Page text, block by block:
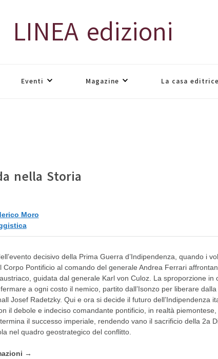
LINEA edizioni
Eventi Magazine La casa editrice
nella Storia
Moro
decisivo della Prima Guerra d’Indipendenza, quando i
Corpo Pontificio al comando del generale Andrea Ferrari
guidata dal generale Karl von Culoz. La sproporzione
a ogni costo il nemico, partito dall’Isonzo per liberare
Josef Radetzky. Qui e ora si decide il futuro dell’Indipendenza
il debole e indeciso comandante pontificio, in realtà
il successo imperiale, rendendo vano il sacrificio della 2a
nel quadro geostrategico del conflitto.
→